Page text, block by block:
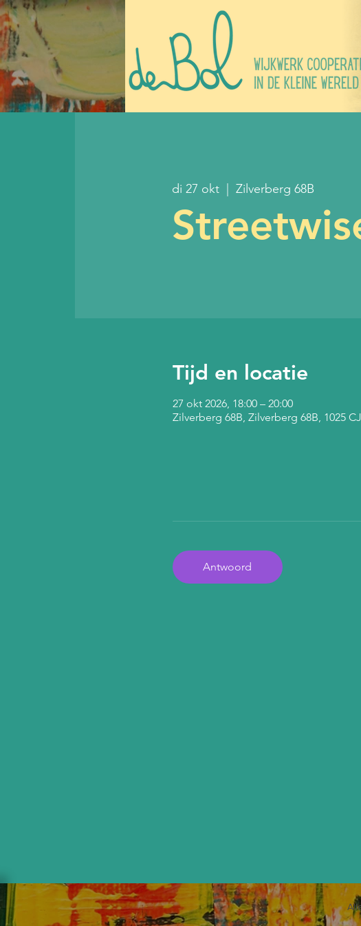
di 27 okt
  |
Zilverberg 68B
Tijd en locatie
27 okt 2026, 18:00 – 20:00
Zilverberg 68B, Zilverberg 68B, 1025
Antwoord